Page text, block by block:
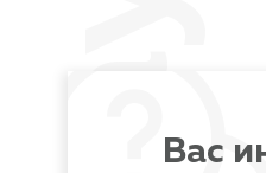
Вас